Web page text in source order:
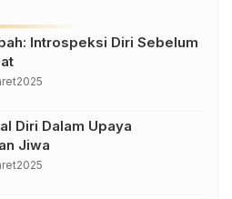
Introspeksi Diri Sebelum
2025
Diri Dalam Upaya
Jiwa
2025